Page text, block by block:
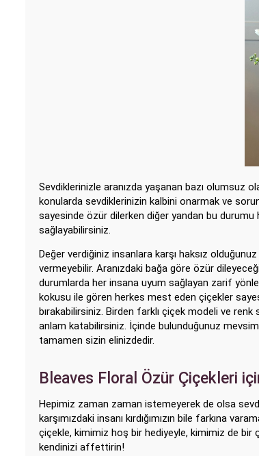
Sevdiklerinizle aranızda yaşanan bazı olumsuz
konularda sevdiklerinizin kalbini onarmak ve
sayesinde özür dilerken diğer yandan bu durumu
sağlayabilirsiniz.
Değer verdiğiniz insanlara karşı haksız
vermeyebilir. Aranızdaki bağa göre özür
durumlarda her insana uyum sağlayan zarif
kokusu ile gören herkes mest eden çiçekler
bırakabilirsiniz. Birden farklı çiçek modeli ve
anlam katabilirsiniz. İçinde bulunduğunuz
tamamen sizin elinizdedir.
Bleaves Floral Özür Çiçekleri
Hepimiz zaman zaman istemeyerek de olsa
karşımızdaki insanı kırdığımızın bile farkına
çiçekle, kimimiz hoş bir hediyeyle, kimimiz de
kendinizi affettirin!